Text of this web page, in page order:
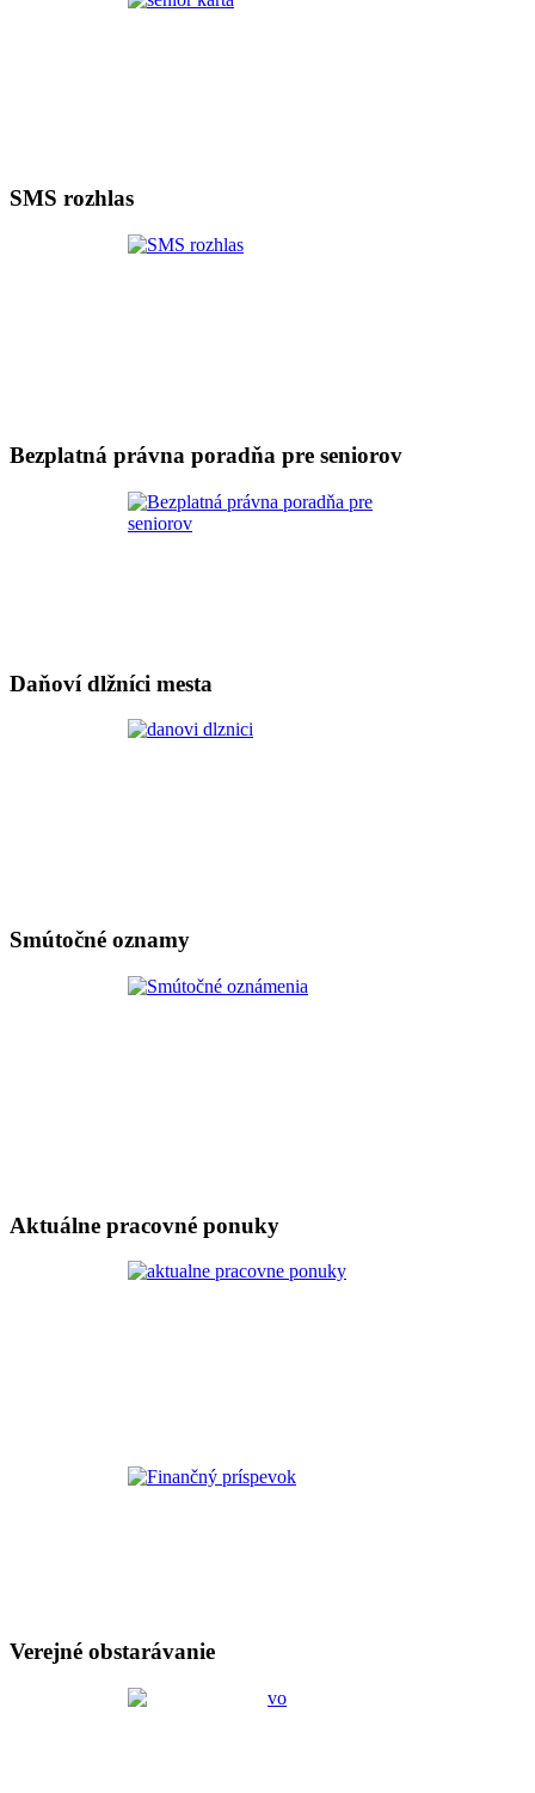
SMS rozhlas
Bezplatná právna poradňa pre seniorov
Daňoví dlžníci mesta
Smútočné oznamy
Aktuálne pracovné ponuky
Verejné obstarávanie